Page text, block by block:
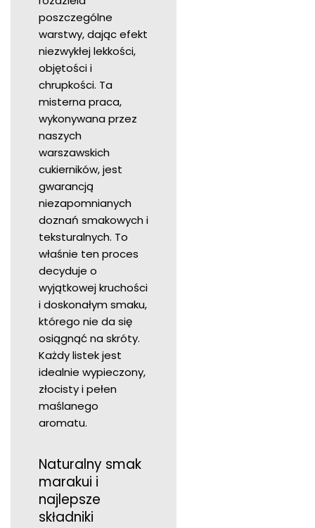
poszczególne
warstwy, dając efekt
niezwykłej lekkości,
objętości i
chrupkości. Ta
misterna praca,
wykonywana przez
naszych
warszawskich
cukierników, jest
gwarancją
niezapomnianych
doznań smakowych i
teksturalnych. To
właśnie ten proces
decyduje o
wyjątkowej kruchości
i doskonałym smaku,
którego nie da się
osiągnąć na skróty.
Każdy listek jest
idealnie wypieczony,
złocisty i pełen
maślanego
aromatu.
Naturalny smak
marakui i
najlepsze
składniki